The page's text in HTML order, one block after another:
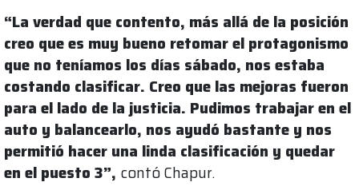
“La verdad que contento, más allá de la posición
creo que es muy bueno retomar el protagonismo
que no teníamos los días sábado, nos estaba
costando clasificar. Creo que las mejoras fueron
para el lado de la justicia. Pudimos trabajar en el
auto y balancearlo, nos ayudó bastante y nos
permitió hacer una linda clasificación y quedar
en el puesto 3”, contó Chapur.